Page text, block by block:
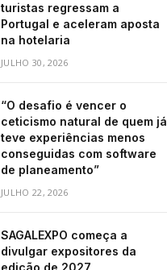
turistas regressam a
Portugal e aceleram aposta
na hotelaria
JULHO 30, 2026
“O desafio é vencer o
ceticismo natural de quem já
teve experiências menos
conseguidas com software
de planeamento”
JULHO 22, 2026
SAGALEXPO começa a
divulgar expositores da
edição de 2027